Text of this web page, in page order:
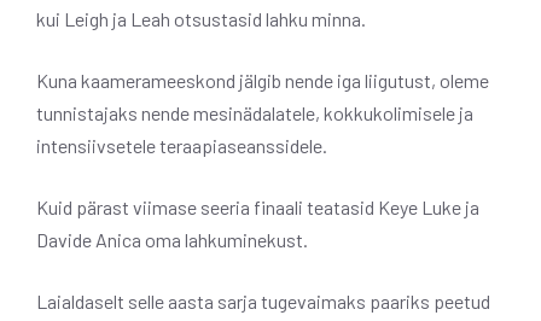
kui Leigh ja Leah otsustasid lahku minna.
Kuna kaamerameeskond jälgib nende iga liigutust, oleme
tunnistajaks nende mesinädalatele, kokkukolimisele ja
intensiivsetele teraapiaseanssidele.
Kuid pärast viimase seeria finaali teatasid Keye Luke ja
Davide Anica oma lahkuminekust.
Laialdaselt selle aasta sarja tugevaimaks paariks peetud